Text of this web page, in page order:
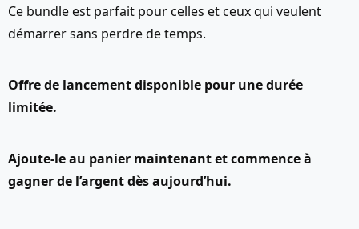
Ce bundle est parfait pour celles et ceux qui veulent
démarrer sans perdre de temps.
Offre de lancement disponible pour une durée
limitée.
Ajoute-le au panier maintenant et commence à
gagner de l’argent dès aujourd’hui.